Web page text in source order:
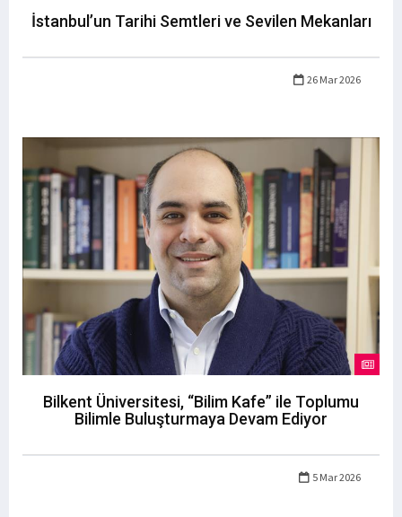
İstanbul’un Tarihi Semtleri ve Sevilen Mekanları
26 Mar 2026
Bilkent Üniversitesi, “Bilim Kafe” ile Toplumu
Bilimle Buluşturmaya Devam Ediyor
5 Mar 2026